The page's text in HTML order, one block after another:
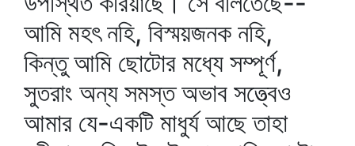
আমি মহৎ নহি, বিস্ময়জনক নহি,
কিন্তু আমি ছোটোর মধ্যে সম্পূর্ণ,
সুতরাং অন্য সমস্ত অভাব সত্ত্বেও
আমার যে-একটি মাধুর্য আছে তাহা